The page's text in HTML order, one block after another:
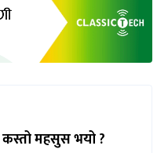
महसुस भयो ?